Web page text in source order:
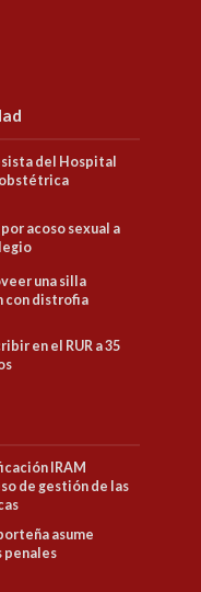
del Hospital
acoso sexual a
una silla
con distrofia
en el RUR a 35
IRAM
de gestión de las
asume
penales